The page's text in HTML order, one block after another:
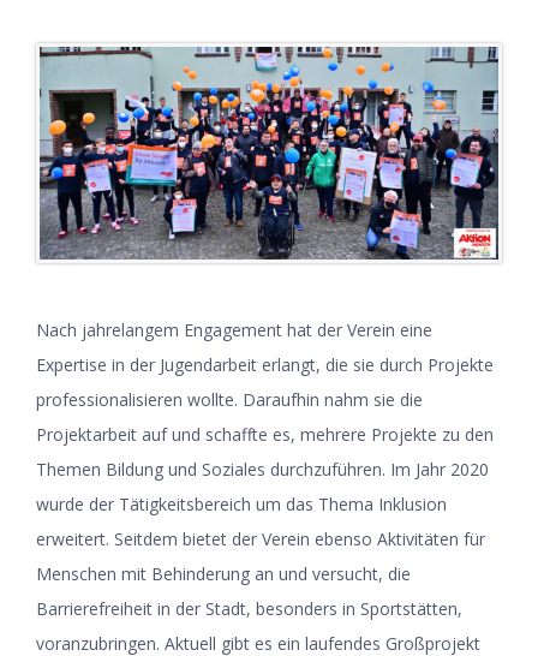
Nach jahrelangem Engagement hat der Verein eine
Expertise in der Jugendarbeit erlangt, die sie durch Projekte
professionalisieren wollte. Daraufhin nahm sie die
Projektarbeit auf und schaffte es, mehrere Projekte zu den
Themen Bildung und Soziales durchzuführen. Im Jahr 2020
wurde der Tätigkeitsbereich um das Thema Inklusion
erweitert. Seitdem bietet der Verein ebenso Aktivitäten für
Menschen mit Behinderung an und versucht, die
Barrierefreiheit in der Stadt, besonders in Sportstätten,
voranzubringen. Aktuell gibt es ein laufendes Großprojekt